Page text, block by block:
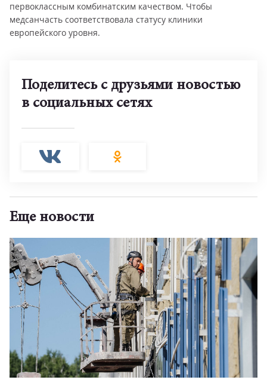
первоклассным комбинатским качеством. Чтобы
медсанчасть соответствовала статусу клиники
европейского уровня.
Поделитесь с друзьями новостью
в социальных сетях
Еще новости